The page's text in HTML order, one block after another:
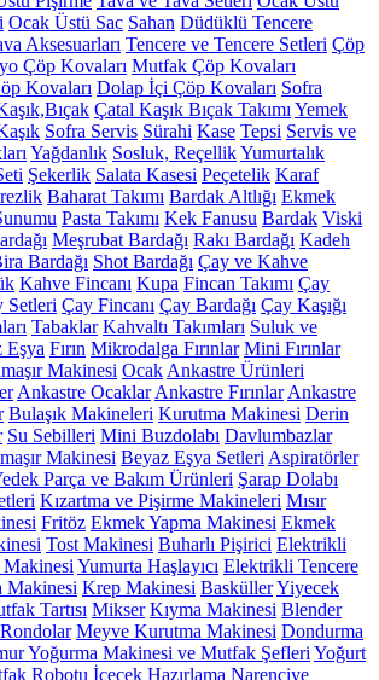
Ocak Üstü Sac Sahan Düdüklü Tencere
Aksesuarları Tencere ve Tencere Setleri Çöp
Çöp Kovaları Mutfak Çöp Kovaları
Kovaları Dolap İçi Çöp Kovaları Sofra
Çatal Kaşık Bıçak Takımı Yemek
Sofra Servis Sürahi Kase Tepsi Servis ve
Yağdanlık Sosluk, ReçellikYumurtalık
Şekerlik Salata Kasesi Peçetelik Karaf
Baharat Takımı Bardak Altlığı Ekmek
Pasta Takımı Kek Fanusu Bardak Viski
Meşrubat Bardağı Rakı Bardağı Kadeh
Bardağı Shot Bardağı Çay ve Kahve
Kahve Fincanı Kupa Fincan Takımı Çay
Setleri Çay Fincanı Çay Bardağı Çay Kaşığı
Tabaklar Kahvaltı Takımları Suluk ve
Eşya Fırın Mikrodalga Fırınlar Mini Fırınlar
Makinesi Ocak Ankastre Ürünleri
Ankastre Ocaklar Ankastre Fırınlar Ankastre
Bulaşık Makineleri Kurutma Makinesi Derin
Su Sebilleri Mini Buzdolabı Davlumbazlar
Makinesi Beyaz Eşya Setleri Aspiratörler
Parça ve Bakım Ürünleri Şarap Dolabı
Kızartma ve Pişirme Makineleri Mısır
Fritöz Ekmek Yapma Makinesi Ekmek
Tost Makinesi Buharlı Pişirici Elektrikli
Yumurta Haşlayıcı Elektrikli Tencere
Makinesi Krep Makinesi BasküllerYiyecek
Tartısı Mikser Kıyma Makinesi Blender
Meyve Kurutma Makinesi Dondurma
Yoğurma Makinesi ve Mutfak Şefleri Yoğurt
Robotu İçecek Hazırlama Narenciye